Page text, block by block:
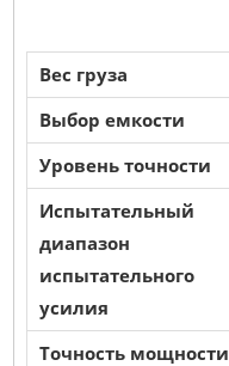
Вес груза
Выбор емкости
Уровень точности
Испытательный
диапазон
испытательного
усилия
Точность мощности